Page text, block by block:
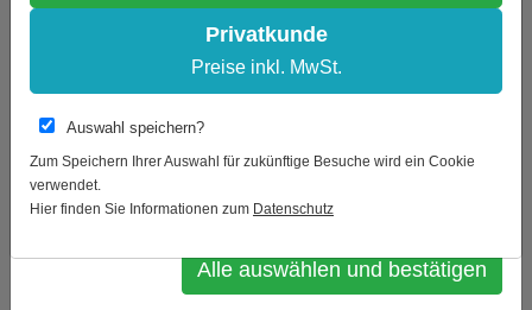
Sie sind hier: Montagematerial
Artikel 3 von 19
S-Haken, vernickelt, zur Montage an
Knotenkette u.a. (Preis per 10 Stück)
Notwendige Cookies erlauben
Weitere Infos
Datenschutz Impressum
Auswahl bestätigen
Alle auswählen und bestätigen
Privatkunde
Preise inkl. MwSt.
Auswahl speichern?
Zum Speichern Ihrer Auswahl für zukünftige Besuche wird ein Cookie
verwendet.
Hier finden Sie Informationen zum Datenschutz